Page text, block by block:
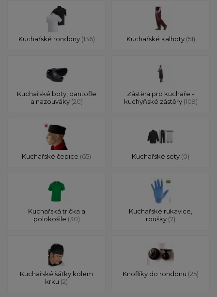
Kuchařské rondony (136) Kuchařské kalhoty (51)
Kuchařské boty, pantofle
a nazouváky (20)
Zástěra pro kuchaře -
kuchyňské zástěry (109)
Kuchařské čepice (65) Kuchařské sety (0)
Kuchařská trička a
polokošile (30)
Kuchařské rukavice,
roušky (7)
Kuchařské šátky kolem
krku (2)
Knoflíky do rondonu (25)